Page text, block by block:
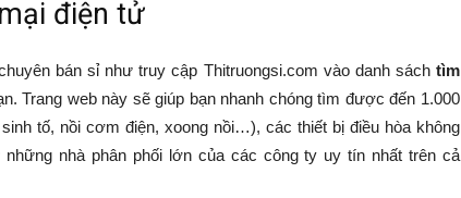
điện tử
bán sỉ như truy cập Thitruongsi.com vào danh sách tìm
Trang web này sẽ giúp bạn nhanh chóng tìm được đến 1.000
tố, nồi cơm điện, xoong nồi…), các thiết bị điều hòa không
nhà phân phối lớn của các công ty uy tín nhất trên cả